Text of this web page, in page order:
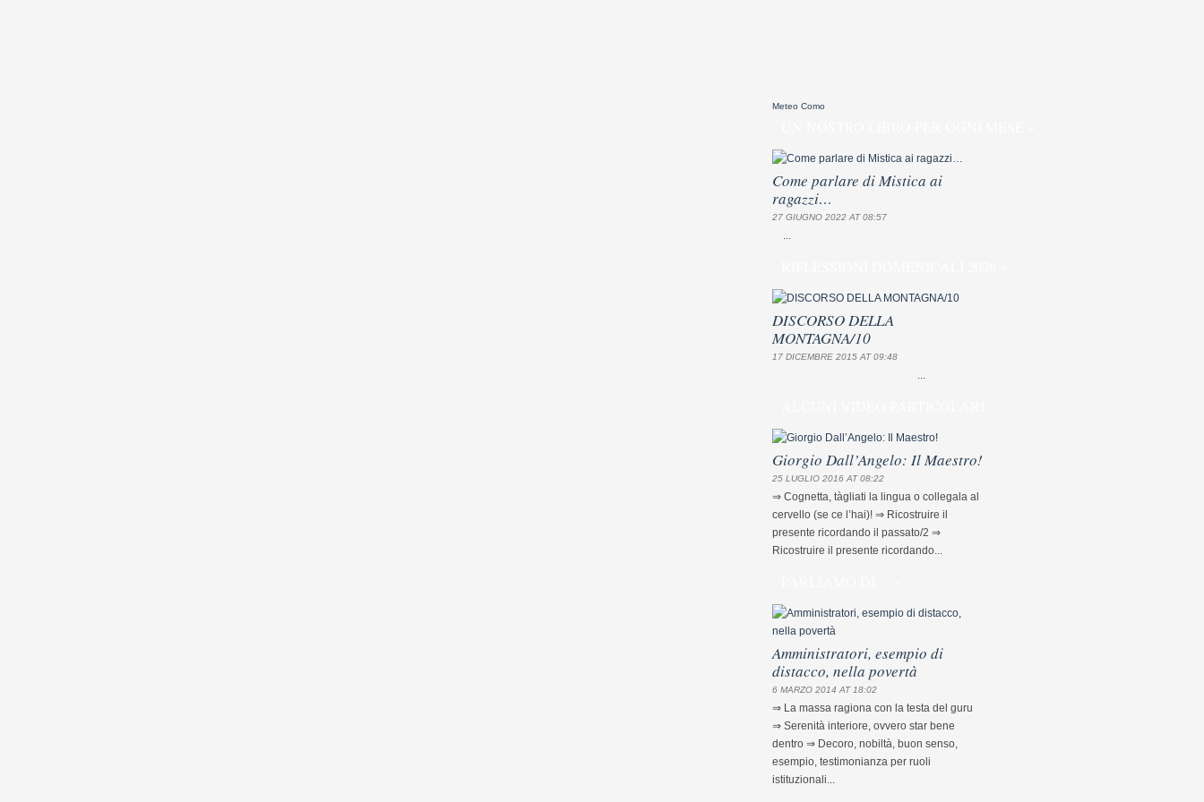
Meteo Como
Come parlare di Mistica ai
ragazzi…
27 GIUGNO 2022 AT 08:57
...
DISCORSO DELLA
MONTAGNA/10
17 DICEMBRE 2015 AT 09:48
...
Giorgio Dall’Angelo: Il Maestro!
25 LUGLIO 2016 AT 08:22
⇒ Cognetta, tàgliati la lingua o collegala al
cervello (se ce l’hai)! ⇒ Ricostruire il
presente ricordando il passato/2 ⇒
Ricostruire il presente ricordando...
Amministratori, esempio di
distacco, nella povertà
6 MARZO 2014 AT 18:02
⇒ La massa ragiona con la testa del guru
⇒ Serenità interiore, ovvero star bene
dentro ⇒ Decoro, nobiltà, buon senso,
esempio, testimonianza per ruoli
istituzionali...